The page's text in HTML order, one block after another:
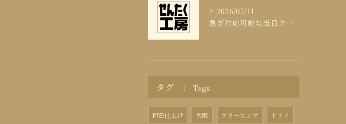
2026/07/11
急ぎ対応可能な当日クリーニングの実態
タグ Tags
即日仕上げ 大阪 クリーニング ドライ